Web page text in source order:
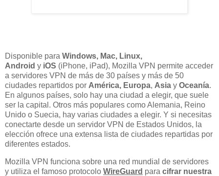
Disponible para Windows, Mac, Linux,
Android y iOS (iPhone, iPad), Mozilla VPN permite acceder
a servidores VPN de más de 30 países y más de 50
ciudades repartidos por América, Europa, Asia y Oceanía.
En algunos países, solo hay una ciudad a elegir, que suele
ser la capital. Otros más populares como Alemania, Reino
Unido o Suecia, hay varias ciudades a elegir. Y si necesitas
conectarte desde un servidor VPN de Estados Unidos, la
elección ofrece una extensa lista de ciudades repartidas por
diferentes estados.
Mozilla VPN funciona sobre una red mundial de servidores
y utiliza el famoso protocolo WireGuard para cifrar nuestra